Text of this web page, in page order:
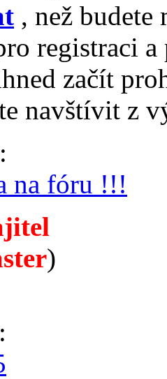
, než
registraci
začít
navštívit z
na fóru !!!
)